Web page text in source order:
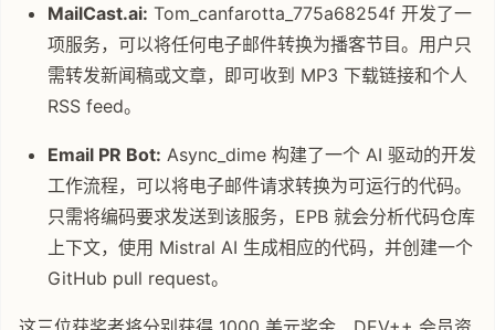
MailCast.ai: Tom_canfarotta_775a68254f 开发了一
项服务，可以将任何电子邮件转换为播客节目。用户只
需转发新闻稿或文章，即可收到 MP3 下载链接和个人
RSS feed。
Email PR Bot: Async_dime 构建了一个 AI 驱动的开发
工作流程，可以将电子邮件请求转换为可运行的代码。
只需将编码要求发送到该服务，EPB 就会分析代码仓库
上下文，使用 Mistral AI 生成相应的代码，并创建一个
GitHub pull request。